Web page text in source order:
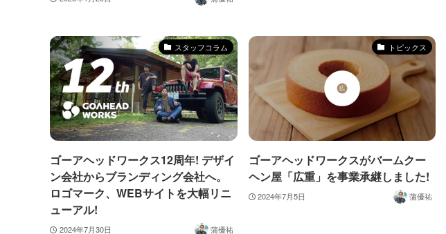
スタッフコラム
ゴーアヘッドワークス12周年! デザイ
ン会社からブランディング会社へ。
ロゴマーク、WEBサイトを大幅リニ
ューアル!
2024年7月30日 蒲優祐
トピックス
ゴーアヘッドワークスがバームクー
ヘン屋「広重」を事業承継しました!
2024年7月5日 蒲優祐